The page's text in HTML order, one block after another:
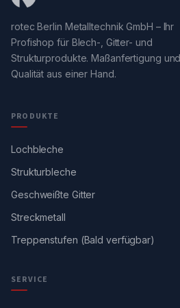
rotec Berlin Metalltechnik GmbH – Ihr
Profishop für Blech-, Gitter- und
Strukturprodukte. Maßanfertigung und
Qualität aus einer Hand.
PRODUKTE
Lochbleche
Strukturbleche
Geschweißte Gitter
Streckmetall
Treppenstufen (Bald verfügbar)
SERVICE